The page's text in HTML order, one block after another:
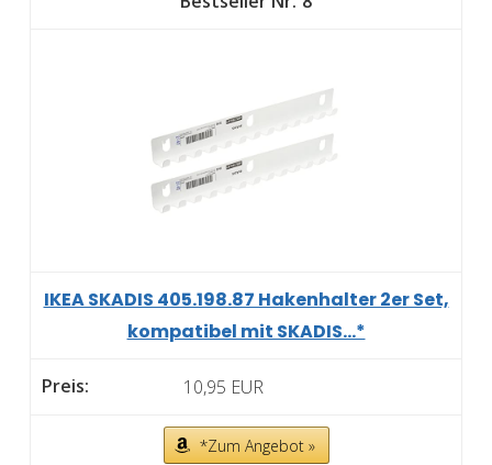
IKEA SKADIS 405.198.87 Hakenhalter 2er Set,
kompatibel mit SKADIS...*
10,95 EUR
*Zum Angebot »